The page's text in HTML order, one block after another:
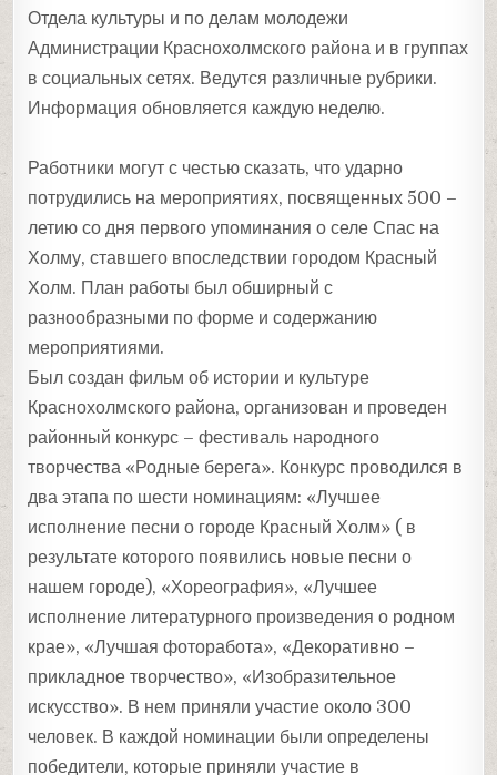
Отдела культуры и по делам молодежи
Администрации Краснохолмского района и в группах
в социальных сетях. Ведутся различные рубрики.
Информация обновляется каждую неделю.
Работники могут с честью сказать, что ударно
потрудились на мероприятиях, посвященных 500 –
летию со дня первого упоминания о селе Спас на
Холму, ставшего впоследствии городом Красный
Холм. План работы был обширный с
разнообразными по форме и содержанию
мероприятиями.
Был создан фильм об истории и культуре
Краснохолмского района, организован и проведен
районный конкурс – фестиваль народного
творчества «Родные берега». Конкурс проводился в
два этапа по шести номинациям: «Лучшее
исполнение песни о городе Красный Холм» ( в
результате которого появились новые песни о
нашем городе), «Хореография», «Лучшее
исполнение литературного произведения о родном
крае», «Лучшая фоторабота», «Декоративно –
прикладное творчество», «Изобразительное
искусство». В нем приняли участие около 300
человек. В каждой номинации были определены
победители, которые приняли участие в